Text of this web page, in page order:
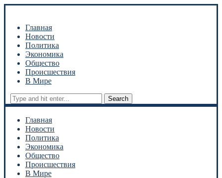
Главная
Новости
Политика
Экономика
Общество
Происшествия
В Мире
Search
Главная
Новости
Политика
Экономика
Общество
Происшествия
В Мире